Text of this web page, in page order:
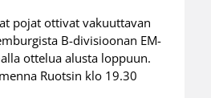
pojat ottivat vakuuttavan
B-divisioonan EM-
ottelua alusta loppuun.
Ruotsin klo 19.30